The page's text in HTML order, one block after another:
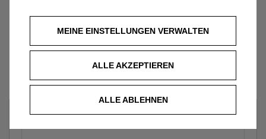
Welches Fahrzeug?
MEINE EINSTELLUNGEN VERWALTEN
ALLE AKZEPTIEREN
ALLE ABLEHNEN